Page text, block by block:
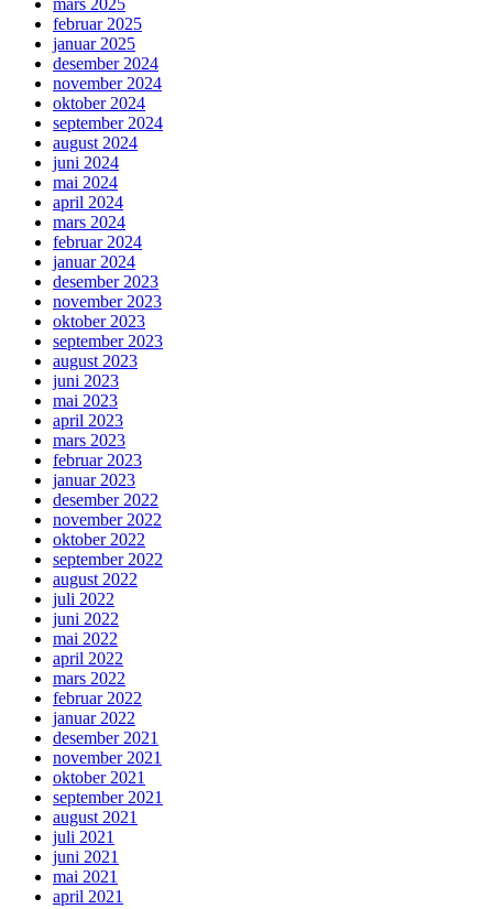
mars 2025
februar 2025
januar 2025
desember 2024
november 2024
oktober 2024
september 2024
august 2024
juni 2024
mai 2024
april 2024
mars 2024
februar 2024
januar 2024
desember 2023
november 2023
oktober 2023
september 2023
august 2023
juni 2023
mai 2023
april 2023
mars 2023
februar 2023
januar 2023
desember 2022
november 2022
oktober 2022
september 2022
august 2022
juli 2022
juni 2022
mai 2022
april 2022
mars 2022
februar 2022
januar 2022
desember 2021
november 2021
oktober 2021
september 2021
august 2021
juli 2021
juni 2021
mai 2021
april 2021